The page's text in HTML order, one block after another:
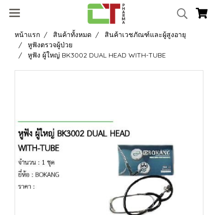
หน้าแรก สินค้าทั้งหมด
สินค้าเวชภัณฑ์และผู้สูงอายุ
หูฟังตรวจผู้ป่วย
หูฟัง ผู้ใหญ่ BK3002 DUAL HEAD WITH-TUBE